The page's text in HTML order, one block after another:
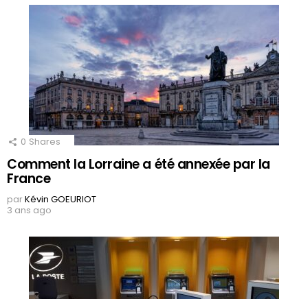
0 Shares
Comment la Lorraine a été annexée par la
France
parKévin GOEURIOT
3 ans ago